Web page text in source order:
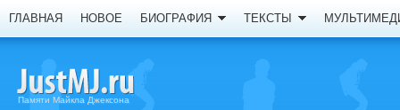
ГЛАВНАЯ НОВОЕ БИОГРАФИЯ ТЕКСТЫ
Памяти Майкла Джексона